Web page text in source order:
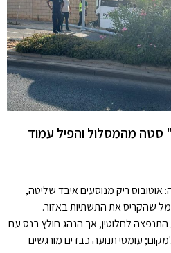
סטה מהמסלול והפיל עמוד
אוטובוס ריק מנוסעים איבד שליטה,
שהקריס את התשתיות באזור.
לחלוטין, אך הנהג חולץ בנס עם
עומסי תנועה כבדים מורגשים